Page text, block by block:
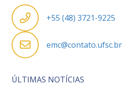
+55 (48) 3721-9225
emc@contato.ufsc.br
ÚLTIMAS NOTÍCIAS